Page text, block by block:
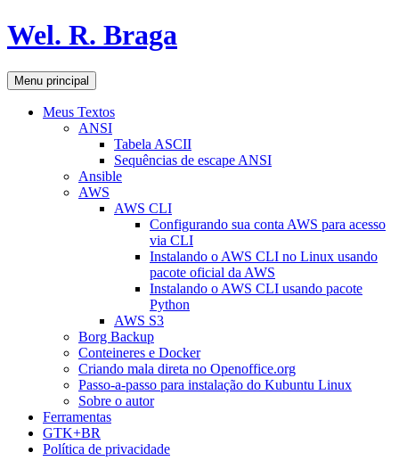
Pular
para
conteúdo
Wel. R. Braga
Pesquisar
Menu principal
Meus Textos
ANSI
Tabela ASCII
Sequências de escape ANSI
Ansible
AWS
AWS CLI
Configurando sua conta AWS para acesso
via CLI
Instalando o AWS CLI no Linux usando
pacote oficial da AWS
Instalando o AWS CLI usando pacote
Python
AWS S3
Borg Backup
Conteineres e Docker
Criando mala direta no Openoffice.org
Passo-a-passo para instalação do Kubuntu Linux
Sobre o autor
Ferramentas
GTK+BR
Política de privacidade